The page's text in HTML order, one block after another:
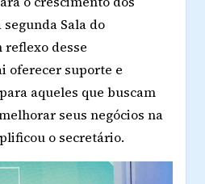
Sala do
desse
oferecer suporte e
aqueles que buscam
seus negócios na
o secretário.